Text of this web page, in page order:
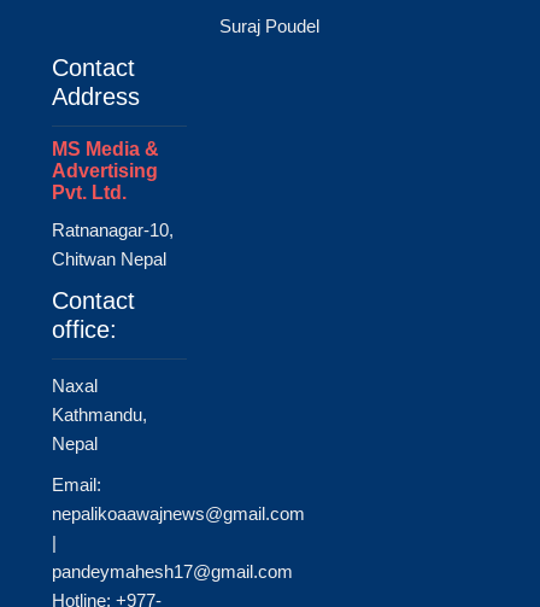
Suraj Poudel
Contact
Address
MS Media &
Advertising
Pvt. Ltd.
Ratnanagar-10,
Chitwan Nepal
Contact
office:
Naxal
Kathmandu,
Nepal
Email:
nepalikoaawajnews@gmail.com
|
pandeymahesh17@gmail.com
Hotline: +977-